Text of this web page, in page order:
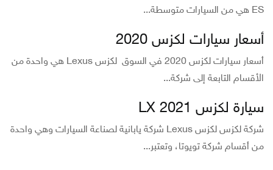
ES هي من السيارات متوسطة...
أسعار سيارات لكزس 2020
أسعار سيارات لكزس 2020 في السوق لكزس Lexus هي واحدة من
الأقسام التابعة إلى شركة...
سيارة لكزس LX 2021
شركة لكزس لكزس Lexus شركة يابانية لصناعة السيارات وهي واحدة
من أقسام شركة تويوتا، وتعتبر...